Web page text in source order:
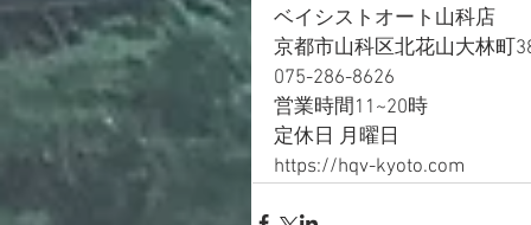
ベイシストオート山科店
京都市山科区北花山大林町
075-286-8626
営業時間11~20時
定休日 月曜日
https://hqv-kyoto.com